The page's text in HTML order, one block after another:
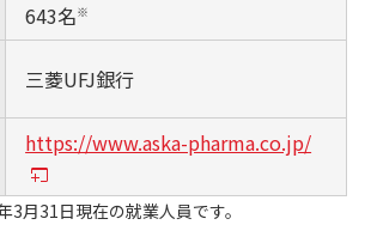
643名※
三菱UFJ銀行
https://www.aska-pharma.co.jp/
月31日現在の就業人員です。